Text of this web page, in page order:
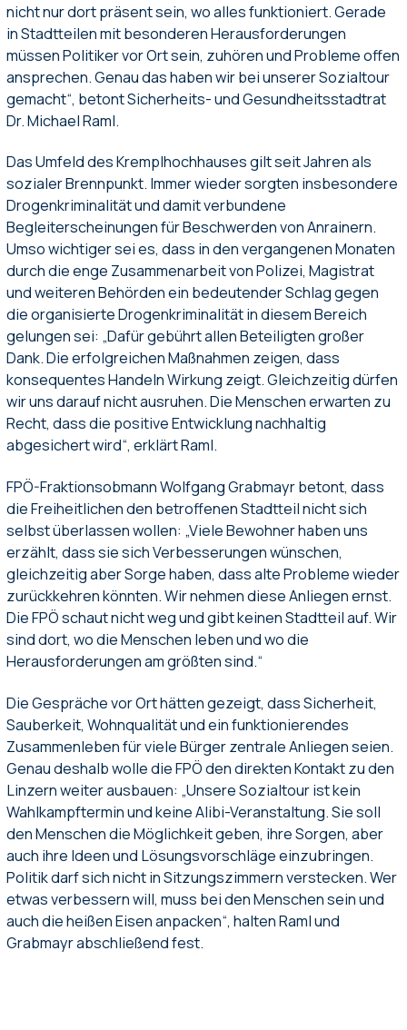
nicht nur dort präsent sein, wo alles funktioniert. Gerade
in Stadtteilen mit besonderen Herausforderungen
müssen Politiker vor Ort sein, zuhören und Probleme offen
ansprechen. Genau das haben wir bei unserer Sozialtour
gemacht“, betont Sicherheits- und Gesundheitsstadtrat
Dr. Michael Raml.
Das Umfeld des Kremplhochhauses gilt seit Jahren als
sozialer Brennpunkt. Immer wieder sorgten insbesondere
Drogenkriminalität und damit verbundene
Begleiterscheinungen für Beschwerden von Anrainern.
Umso wichtiger sei es, dass in den vergangenen Monaten
durch die enge Zusammenarbeit von Polizei, Magistrat
und weiteren Behörden ein bedeutender Schlag gegen
die organisierte Drogenkriminalität in diesem Bereich
gelungen sei: „Dafür gebührt allen Beteiligten großer
Dank. Die erfolgreichen Maßnahmen zeigen, dass
konsequentes Handeln Wirkung zeigt. Gleichzeitig dürfen
wir uns darauf nicht ausruhen. Die Menschen erwarten zu
Recht, dass die positive Entwicklung nachhaltig
abgesichert wird“, erklärt Raml.
FPÖ-Fraktionsobmann Wolfgang Grabmayr betont, dass
die Freiheitlichen den betroffenen Stadtteil nicht sich
selbst überlassen wollen: „Viele Bewohner haben uns
erzählt, dass sie sich Verbesserungen wünschen,
gleichzeitig aber Sorge haben, dass alte Probleme wieder
zurückkehren könnten. Wir nehmen diese Anliegen ernst.
Die FPÖ schaut nicht weg und gibt keinen Stadtteil auf. Wir
sind dort, wo die Menschen leben und wo die
Herausforderungen am größten sind.“
Die Gespräche vor Ort hätten gezeigt, dass Sicherheit,
Sauberkeit, Wohnqualität und ein funktionierendes
Zusammenleben für viele Bürger zentrale Anliegen seien.
Genau deshalb wolle die FPÖ den direkten Kontakt zu den
Linzern weiter ausbauen: „Unsere Sozialtour ist kein
Wahlkampftermin und keine Alibi-Veranstaltung. Sie soll
den Menschen die Möglichkeit geben, ihre Sorgen, aber
auch ihre Ideen und Lösungsvorschläge einzubringen.
Politik darf sich nicht in Sitzungszimmern verstecken. Wer
etwas verbessern will, muss bei den Menschen sein und
auch die heißen Eisen anpacken“, halten Raml und
Grabmayr abschließend fest.